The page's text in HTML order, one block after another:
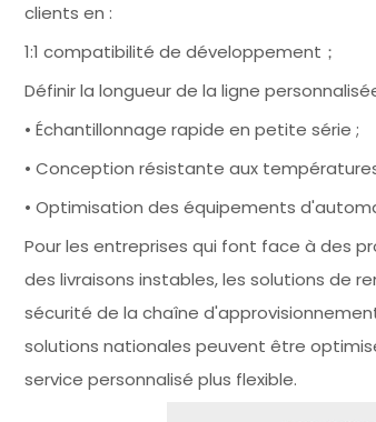
clients en :
1:1 compatibilité de développement；
Définir la longueur de la ligne
• Échantillonnage rapide en petite série ;
• Conception résistante aux
• Optimisation des équipements
Pour les entreprises qui font face à des
des livraisons instables, les solutions de
sécurité de la chaîne
solutions nationales peuvent être
service personnalisé plus flexible.